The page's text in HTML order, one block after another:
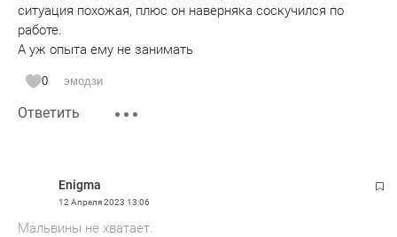
ситуация похожая, плюс он наверняка соскучился по
работе.
А уж опыта ему не занимать
0 эмодзи
Ответить
Enigma
12 Апреля 2023 13:06
Мальвины не хватает.